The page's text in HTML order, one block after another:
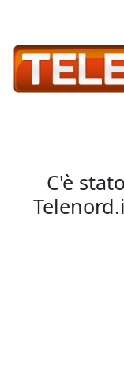
C'è